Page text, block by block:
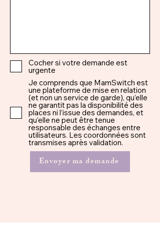
Cocher si votre demande est
urgente
Je comprends que MamSwitch est
une plateforme de mise en relation
(et non un service de garde), qu’elle
ne garantit pas la disponibilité des
places ni l’issue des demandes, et
qu’elle ne peut être tenue
responsable des échanges entre
utilisateurs. Les coordonnées sont
transmises après validation.
Envoyer ma demande